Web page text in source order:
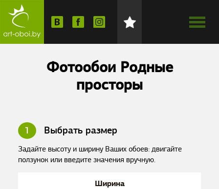
Фотообои Родные
просторы
1 Выбрать размер
Задайте высоту и ширину Ваших обоев: двигайте
ползунок или введите значения вручную.
Ширина